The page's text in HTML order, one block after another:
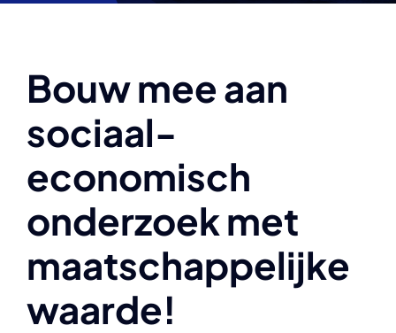
Contact
Search
for:
Bouw mee aan
sociaal-
economisch
onderzoek met
maatschappelijke
waarde!